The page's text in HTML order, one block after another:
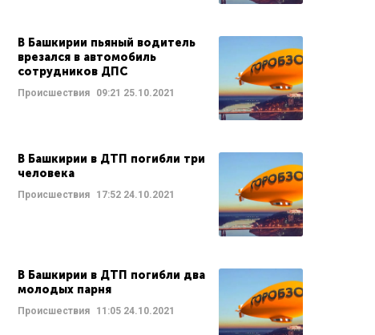
В Башкирии пьяный водитель
врезался в автомобиль
сотрудников ДПС
Происшествия 09:21 25.10.2021
В Башкирии в ДТП погибли три
человека
Происшествия 17:52 24.10.2021
В Башкирии в ДТП погибли два
молодых парня
Происшествия 11:05 24.10.2021